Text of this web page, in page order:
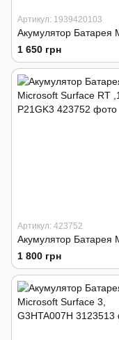
Артикул: 1939420103
1 650 грн
Артикул: 423752
1 800 грн